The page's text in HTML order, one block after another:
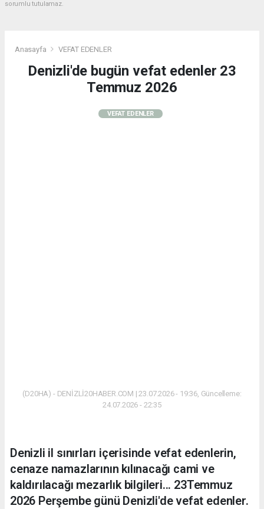
sorumlu tutulamaz.
Anasayfa VEFAT EDENLER
Denizli'de bugün vefat edenler 23
Temmuz 2026
VEFAT EDENLER
(D20HA) - DENİZLİ20HABER.COM | 23.07.2026 - 19:36, Güncelleme:
24.07.2026 - 22:35
Denizli il sınırları içerisinde vefat edenlerin,
cenaze namazlarının kılınacağı cami ve
kaldırılacağı mezarlık bilgileri... 23Temmuz
2026 Perşembe günü Denizli'de vefat edenler.